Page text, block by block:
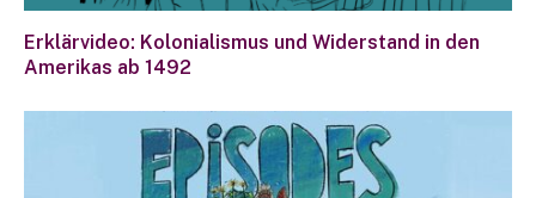
Erklärvideo: Kolonialismus und Widerstand in den
Amerikas ab 1492